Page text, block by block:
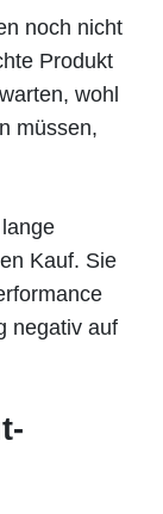
noch nicht
Produkt
wohl
müssen,
Kauf. Sie
negativ auf